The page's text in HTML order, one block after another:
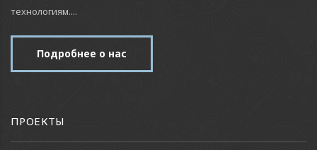
технологиям....
Подробнее о нас
ПРОЕКТЫ